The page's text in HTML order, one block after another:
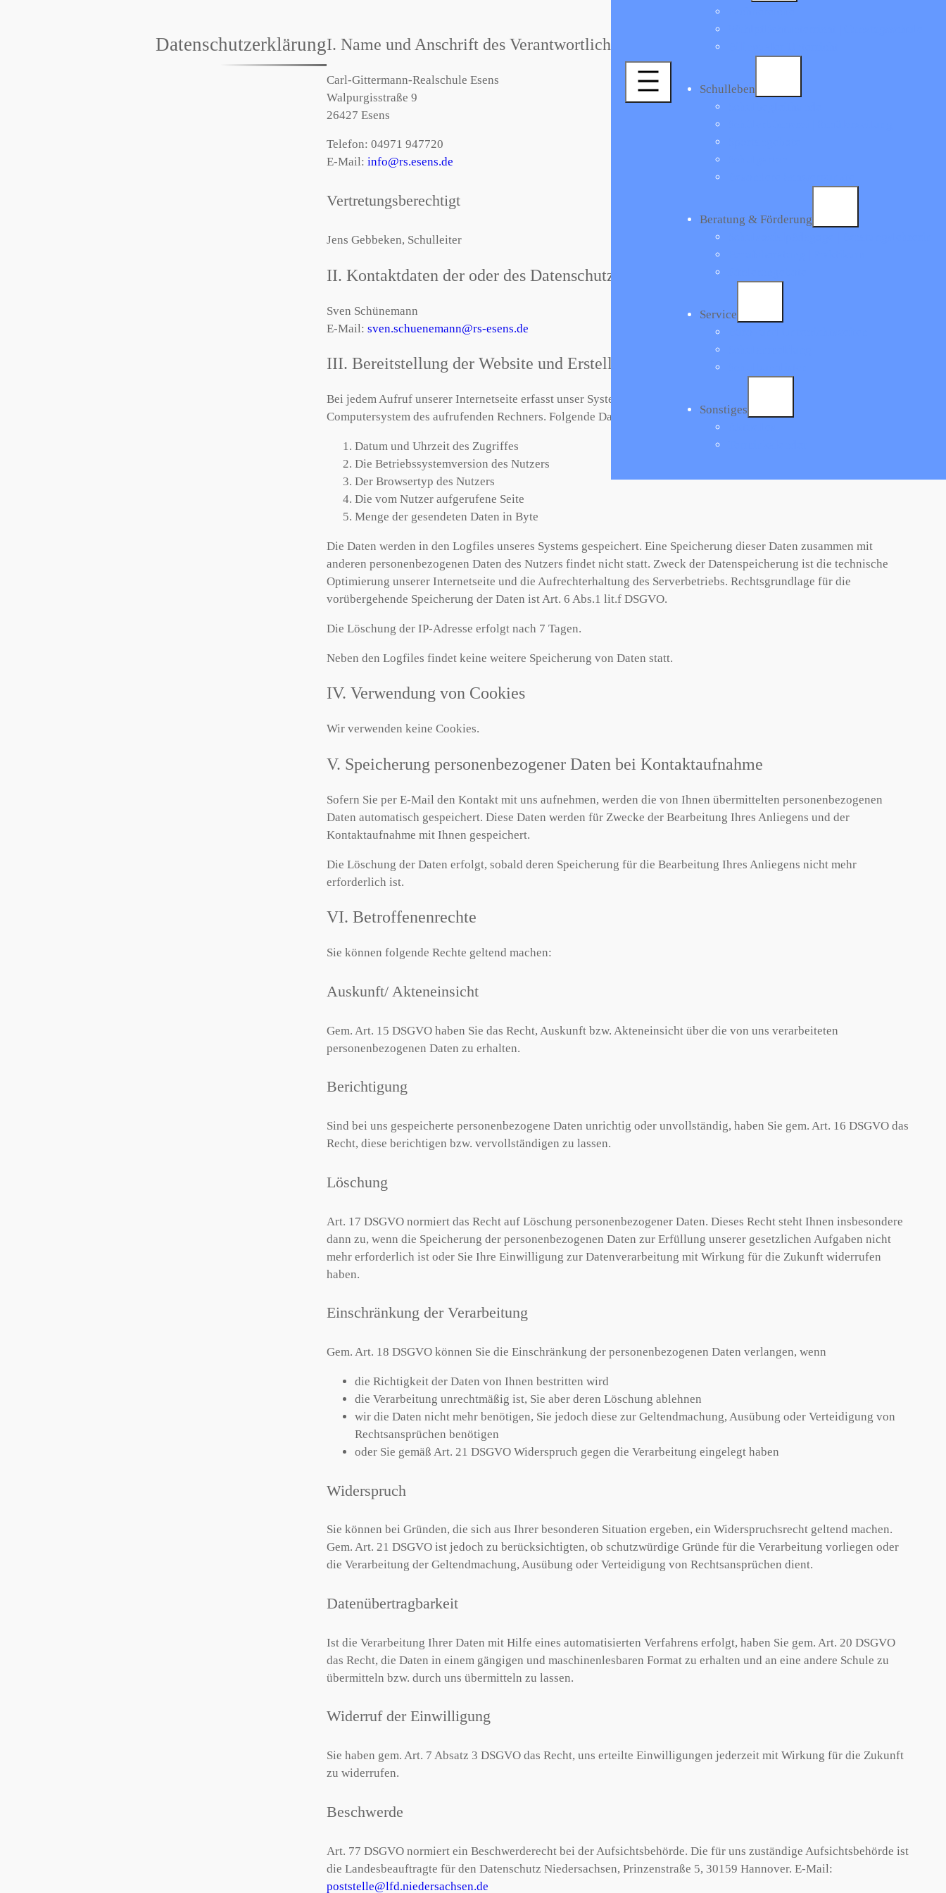
Schulleben
Beratung & Förderung
Service
Sonstiges
DatenschutzerklärungI. Name und Anschrift des Verantwortlichen
Carl-Gittermann-Realschule Esens
Walpurgisstraße 9
26427 Esens
Telefon: 04971 947720
E-Mail: info@rs.esens.de
Vertretungsberechtigt
Jens Gebbeken, Schulleiter
II. Kontaktdaten der oder des Datenschutzbeauftragten
Sven Schünemann
E-Mail: sven.schuenemann@rs-esens.de
III. Bereitstellung der Website und Erstellung von Logfiles
Bei jedem Aufruf unserer Internetseite erfasst unser System automatisiert Daten und Informationen vom
Computersystem des aufrufenden Rechners. Folgende Daten werden hierbei erhoben:
Datum und Uhrzeit des Zugriffes
Die Betriebssystemversion des Nutzers
Der Browsertyp des Nutzers
Die vom Nutzer aufgerufene Seite
Menge der gesendeten Daten in Byte
Die Daten werden in den Logfiles unseres Systems gespeichert. Eine Speicherung dieser Daten zusammen mit
anderen personenbezogenen Daten des Nutzers findet nicht statt. Zweck der Datenspeicherung ist die technische
Optimierung unserer Internetseite und die Aufrechterhaltung des Serverbetriebs. Rechtsgrundlage für die
vorübergehende Speicherung der Daten ist Art. 6 Abs.1 lit.f DSGVO.
Die Löschung der IP-Adresse erfolgt nach 7 Tagen.
Neben den Logfiles findet keine weitere Speicherung von Daten statt.
IV. Verwendung von Cookies
Wir verwenden keine Cookies.
V. Speicherung personenbezogener Daten bei Kontaktaufnahme
Sofern Sie per E-Mail den Kontakt mit uns aufnehmen, werden die von Ihnen übermittelten personenbezogenen
Daten automatisch gespeichert. Diese Daten werden für Zwecke der Bearbeitung Ihres Anliegens und der
Kontaktaufnahme mit Ihnen gespeichert.
Die Löschung der Daten erfolgt, sobald deren Speicherung für die Bearbeitung Ihres Anliegens nicht mehr
erforderlich ist.
VI. Betroffenenrechte
Sie können folgende Rechte geltend machen:
Auskunft/ Akteneinsicht
Gem. Art. 15 DSGVO haben Sie das Recht, Auskunft bzw. Akteneinsicht über die von uns verarbeiteten
personenbezogenen Daten zu erhalten.
Berichtigung
Sind bei uns gespeicherte personenbezogene Daten unrichtig oder unvollständig, haben Sie gem. Art. 16 DSGVO das
Recht, diese berichtigen bzw. vervollständigen zu lassen.
Löschung
Art. 17 DSGVO normiert das Recht auf Löschung personenbezogener Daten. Dieses Recht steht Ihnen insbesondere
dann zu, wenn die Speicherung der personenbezogenen Daten zur Erfüllung unserer gesetzlichen Aufgaben nicht
mehr erforderlich ist oder Sie Ihre Einwilligung zur Datenverarbeitung mit Wirkung für die Zukunft widerrufen
haben.
Einschränkung der Verarbeitung
Gem. Art. 18 DSGVO können Sie die Einschränkung der personenbezogenen Daten verlangen, wenn
die Richtigkeit der Daten von Ihnen bestritten wird
die Verarbeitung unrechtmäßig ist, Sie aber deren Löschung ablehnen
wir die Daten nicht mehr benötigen, Sie jedoch diese zur Geltendmachung, Ausübung oder Verteidigung von
Rechtsansprüchen benötigen
oder Sie gemäß Art. 21 DSGVO Widerspruch gegen die Verarbeitung eingelegt haben
Widerspruch
Sie können bei Gründen, die sich aus Ihrer besonderen Situation ergeben, ein Widerspruchsrecht geltend machen.
Gem. Art. 21 DSGVO ist jedoch zu berücksichtigten, ob schutzwürdige Gründe für die Verarbeitung vorliegen oder
die Verarbeitung der Geltendmachung, Ausübung oder Verteidigung von Rechtsansprüchen dient.
Datenübertragbarkeit
Ist die Verarbeitung Ihrer Daten mit Hilfe eines automatisierten Verfahrens erfolgt, haben Sie gem. Art. 20 DSGVO
das Recht, die Daten in einem gängigen und maschinenlesbaren Format zu erhalten und an eine andere Schule zu
übermitteln bzw. durch uns übermitteln zu lassen.
Widerruf der Einwilligung
Sie haben gem. Art. 7 Absatz 3 DSGVO das Recht, uns erteilte Einwilligungen jederzeit mit Wirkung für die Zukunft
zu widerrufen.
Beschwerde
Art. 77 DSGVO normiert ein Beschwerderecht bei der Aufsichtsbehörde. Die für uns zuständige Aufsichtsbehörde ist
die Landesbeauftragte für den Datenschutz Niedersachsen, Prinzenstraße 5, 30159 Hannover. E-Mail:
poststelle@lfd.niedersachsen.de